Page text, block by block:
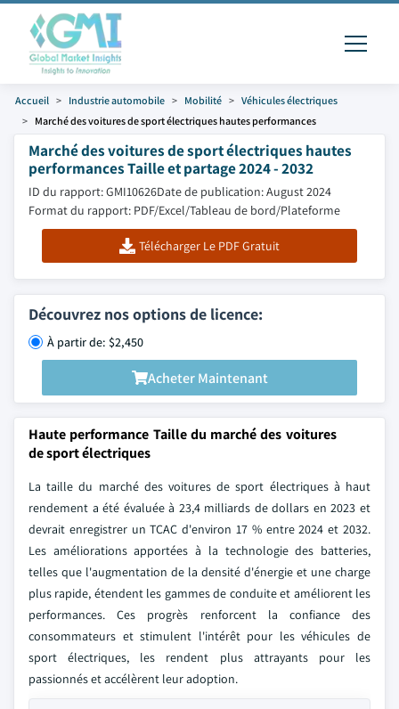
Accueil Industrie automobile Mobilité
Véhicules électriques
Marché des voitures de sport électriques hautes performances
Marché des voitures de sport électriques hautes
performances Taille et partage 2024 - 2032
ID du rapport: GMI10626Date de publication: August 2024
Format du rapport: PDF/Excel/Tableau de bord/Plateforme
Télécharger Le PDF Gratuit
Découvrez nos options de licence:
À partir de: $2,450
Acheter Maintenant
Haute performance Taille du marché des voitures
de sport électriques
La taille du marché des voitures de sport électriques à haut
rendement a été évaluée à 23,4 milliards de dollars en 2023 et
devrait enregistrer un TCAC d'environ 17 % entre 2024 et 2032.
Les améliorations apportées à la technologie des batteries,
telles que l'augmentation de la densité d'énergie et une charge
plus rapide, étendent les gammes de conduite et améliorent les
performances. Ces progrès renforcent la confiance des
consommateurs et stimulent l'intérêt pour les véhicules de
sport électriques, les rendent plus attrayants pour les
passionnés et accélèrent leur adoption.